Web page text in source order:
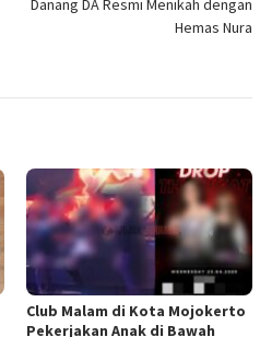
Danang DA Resmi Menikah dengan
Hemas Nura
Club Malam di Kota Mojokerto
Pekerjakan Anak di Bawah